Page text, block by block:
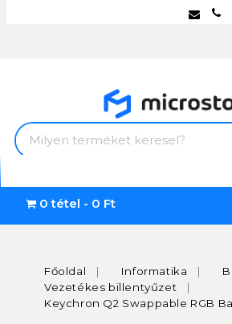
0 tétel - 0 Ft
Főoldal Informatika
Vezetékes billentyűzet
Keychron Q2 Swappable RGB